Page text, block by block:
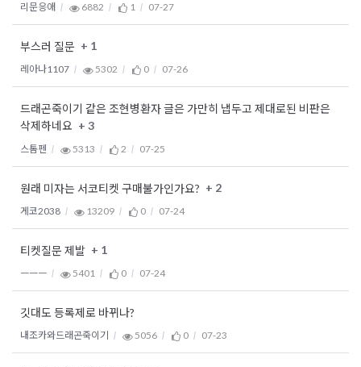
리문응애 6882 1 07-27
부스러 질문 + 1
레아나1107 5302 0 07-26
드래곤죽이기 같은 조현병환자 글은 가만히 냅두고 제대로된 비판은
삭제하네요 + 3
스톰펜 5313 2 07-25
원래 미자는 서코티켓 구매불가인가요? + 2
게코2038 13209 0 07-24
티켓질문 제발 + 1
ㅡㅡㅡ 5401 0 07-24
깃대도 등록제로 바뀌나?
내조카와드래곤죽이기 5056 0 07-23